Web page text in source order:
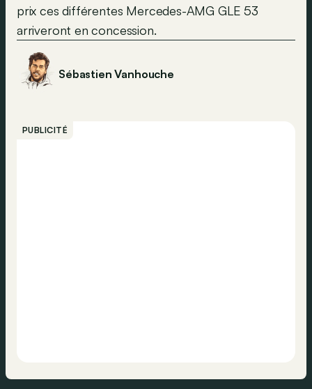
prix ces différentes Mercedes-AMG GLE 53
arriveront en concession.
Sébastien Vanhouche
PUBLICITÉ